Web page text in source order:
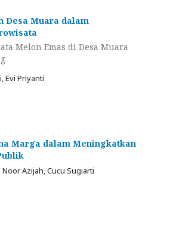
Desa Muara dalam
Melon Emas di Desa Muara
Evi Priyanti
Marga dalam Meningkatkan
Azijah, Cucu Sugiarti